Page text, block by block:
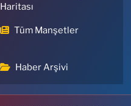
Haritası
Tüm Manşetler
Haber Arşivi